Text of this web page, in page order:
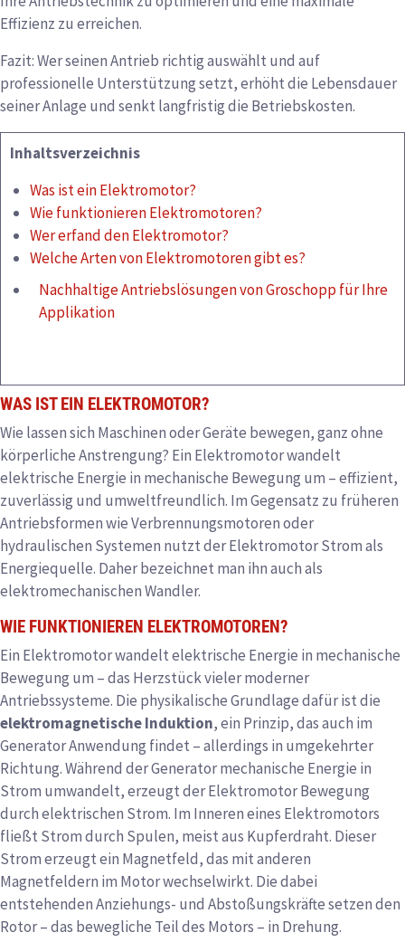
Effizienz zu erreichen.
Fazit: Wer seinen Antrieb richtig auswählt und auf
professionelle Unterstützung setzt, erhöht die Lebensdauer
seiner Anlage und senkt langfristig die Betriebskosten.
Inhaltsverzeichnis
Was ist ein Elektromotor?
Wie funktionieren Elektromotoren?
Wer erfand den Elektromotor?
Welche Arten von Elektromotoren gibt es?
Nachhaltige Antriebslösungen von Groschopp für Ihre
Applikation
WAS IST EIN ELEKTROMOTOR?
Wie lassen sich Maschinen oder Geräte bewegen, ganz ohne
körperliche Anstrengung? Ein Elektromotor wandelt
elektrische Energie in mechanische Bewegung um – effizient,
zuverlässig und umweltfreundlich. Im Gegensatz zu früheren
Antriebsformen wie Verbrennungsmotoren oder
hydraulischen Systemen nutzt der Elektromotor Strom als
Energiequelle. Daher bezeichnet man ihn auch als
elektromechanischen Wandler.
WIE FUNKTIONIEREN ELEKTROMOTOREN?
Ein Elektromotor wandelt elektrische Energie in mechanische
Bewegung um – das Herzstück vieler moderner
Antriebssysteme. Die physikalische Grundlage dafür ist die
elektromagnetische Induktion, ein Prinzip, das auch im
Generator Anwendung findet – allerdings in umgekehrter
Richtung. Während der Generator mechanische Energie in
Strom umwandelt, erzeugt der Elektromotor Bewegung
durch elektrischen Strom. Im Inneren eines Elektromotors
fließt Strom durch Spulen, meist aus Kupferdraht. Dieser
Strom erzeugt ein Magnetfeld, das mit anderen
Magnetfeldern im Motor wechselwirkt. Die dabei
entstehenden Anziehungs- und Abstoßungskräfte setzen den
Rotor – das bewegliche Teil des Motors – in Drehung.